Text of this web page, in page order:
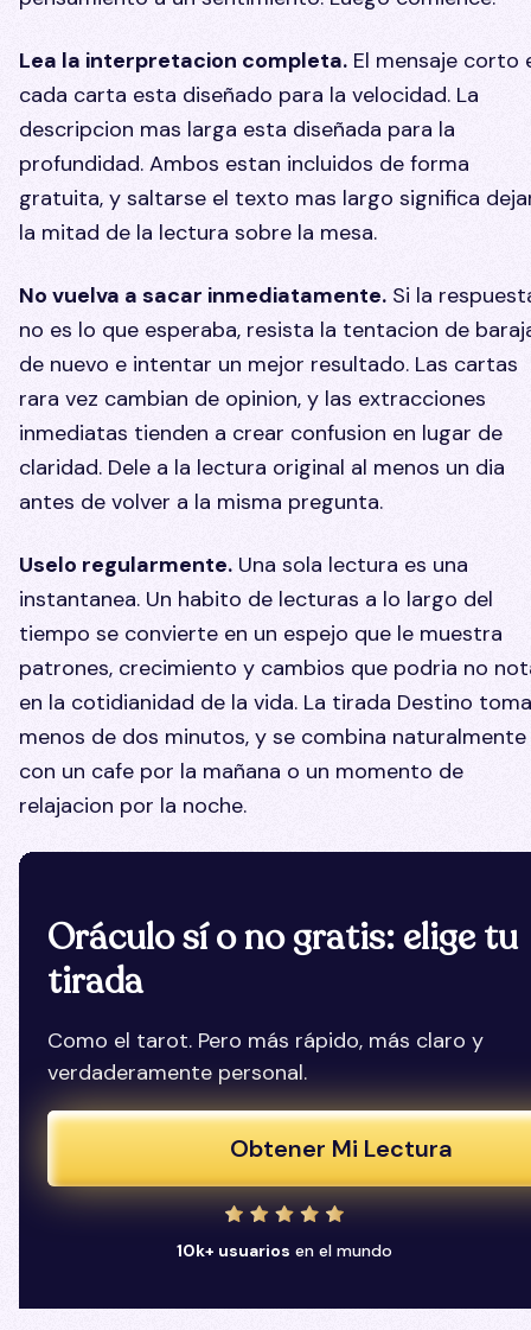
Lea la interpretacion completa. El mensaje corto
cada carta esta diseñado para la velocidad. La
descripcion mas larga esta diseñada para la
profundidad. Ambos estan incluidos de forma
gratuita, y saltarse el texto mas largo significa
la mitad de la lectura sobre la mesa.
No vuelva a sacar inmediatamente. Si la
no es lo que esperaba, resista la tentacion de
de nuevo e intentar un mejor resultado. Las cartas
rara vez cambian de opinion, y las extracciones
inmediatas tienden a crear confusion en lugar de
claridad. Dele a la lectura original al menos un dia
antes de volver a la misma pregunta.
Uselo regularmente. Una sola lectura es una
instantanea. Un habito de lecturas a lo largo del
tiempo se convierte en un espejo que le muestra
patrones, crecimiento y cambios que podria no
en la cotidianidad de la vida. La tirada Destino toma
menos de dos minutos, y se combina naturalmente
con un cafe por la mañana o un momento de
relajacion por la noche.
Oráculo sí o no gratis: elige tu
tirada
Como el tarot. Pero más rápido, más claro y
verdaderamente personal.
Obtener Mi Lectura
10k+ usuarios en el mundo